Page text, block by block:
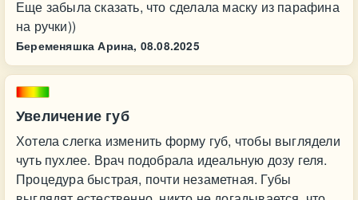
Еще забыла сказать, что сделала маску из парафина
на ручки))
Беременяшка Арина, 08.08.2025
Увеличение губ
Хотела слегка изменить форму губ, чтобы выглядели
чуть пухлее. Врач подобрала идеальную дозу геля.
Процедура быстрая, почти незаметная. Губы